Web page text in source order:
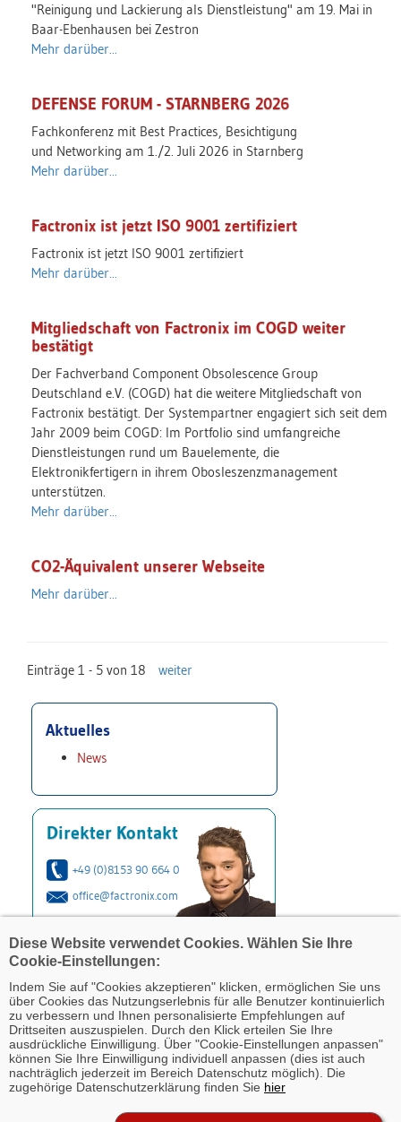
Diese Website verwendet Cookies. Wählen Sie Ihre
Cookie-Einstellungen:
Indem Sie auf "Cookies akzeptieren" klicken, ermöglichen Sie uns
über Cookies das Nutzungserlebnis für alle Benutzer kontinuierlich
zu verbessern und Ihnen personalisierte Empfehlungen auf
Drittseiten auszuspielen. Durch den Klick erteilen Sie Ihre
ausdrückliche Einwilligung. Über "Cookie-Einstellungen anpassen"
können Sie Ihre Einwilligung individuell anpassen (dies ist auch
nachträglich jederzeit im Bereich Datenschutz möglich). Die
zugehörige Datenschutzerklärung finden Sie hier
"Reinigung und Lackierung als Dienstleistung" am 19. Mai in
Baar-Ebenhausen bei Zestron
Mehr darüber...
DEFENSE FORUM - STARNBERG 2026
Fachkonferenz mit Best Practices, Besichtigung
und Networking am 1./2. Juli 2026 in Starnberg
Mehr darüber...
Factronix ist jetzt ISO 9001 zertifiziert
Factronix ist jetzt ISO 9001 zertifiziert
Mehr darüber...
Mitgliedschaft von Factronix im COGD weiter
bestätigt
Der Fachverband Component Obsolescence Group
Deutschland e.V. (COGD) hat die weitere Mitgliedschaft von
Factronix bestätigt. Der Systempartner engagiert sich seit dem
Jahr 2009 beim COGD: Im Portfolio sind umfangreiche
Dienstleistungen rund um Bauelemente, die
Elektronikfertigern in ihrem Obosleszenzmanagement
unterstützen.
Mehr darüber...
CO2-Äquivalent unserer Webseite
Mehr darüber...
Einträge 1 - 5 von 18 weiter
Aktuelles
News
Direkter Kontakt
+49 (0)8153 90 664 0
office@factronix.com